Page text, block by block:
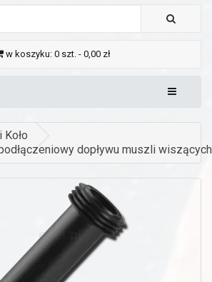
w koszyku: 0 szt. - 0,00 zł
Koło
dopływu muszli